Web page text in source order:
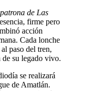
de Las
firme pero
acción
Cada lonche
paso del tren,
de su legado vivo.
se realizará
de Amatlán.